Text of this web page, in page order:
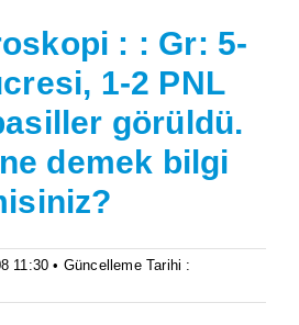
: : Gr: 5-
1-2 PNL
görüldü.
demek bilgi
11:30 • Güncelleme Tarihi :